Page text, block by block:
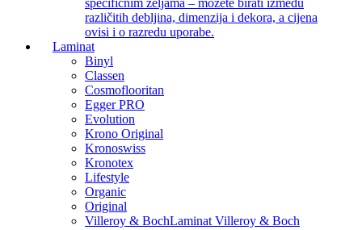
specifičnim željama – možete birati između
različitih debljina, dimenzija i dekora, a cijena
ovisi i o razredu uporabe.
Laminat
Binyl
Classen
Cosmoflooritan
Egger PRO
Evolution
Krono Original
Kronoswiss
Kronotex
Lifestyle
Organic
Original
Villeroy & BochLaminat Villeroy & Boch